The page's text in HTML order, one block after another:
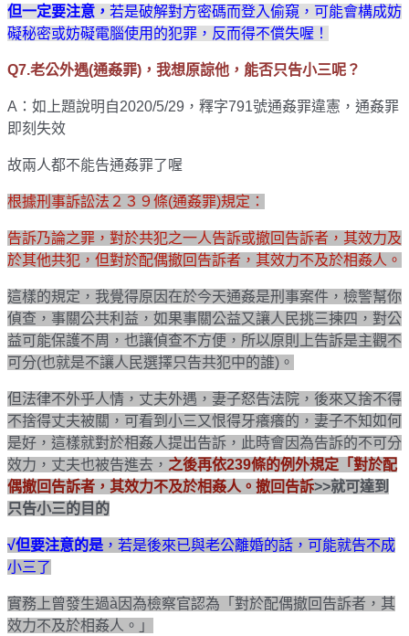
但一定要注意， 若是破解對方密碼而登入偷窺，可能會構成妨
礙秘密或妨礙電腦使用的犯罪，反而得不償失喔！
Q7.老公外遇(通姦罪)，我想原諒他，能否只告小三呢？
A：如上題說明 自2020/5/29，釋字791號通姦罪違憲，通姦罪
即刻失效
故兩人都不能告通姦罪了喔
根據刑事訴訟法２３９條(通姦罪)規定：
告訴乃論之罪，對於共犯之一人告訴或撤回告訴者，其效力及
於其他共犯，但對於配偶撤回告訴者，其效力不及於相姦人。
這樣的規定，我覺得原因在於今天通姦是刑事案件，檢警幫你
偵查，事關公共利益，如果事關公益又讓人民挑三揀四，對公
益可能保護不周，也讓偵查不方便，所以原則上告訴是主觀不
可分(也就是不讓人民選擇只告共犯中的誰)。
但法律不外乎人情，丈夫外遇，妻子怒告法院，後來又捨不得
不捨得丈夫被關，可看到小三又恨得牙癢癢的，妻子不知如何
是好，這樣就對於相姦人提出告訴，此時會因為告訴的不可分
效力，丈夫也被告進去， 之後再依239條的例外規定「對於配
偶撤回告訴者，其效力不及於相姦人。撤回告訴>>就可達到
只告小三的目的
√但要注意的是 ，若是後來已與老公離婚的話，可能就告不成
小三了
實務上曾發生過à因為檢察官認為「對於配偶撤回告訴者，其
效力不及於相姦人。」